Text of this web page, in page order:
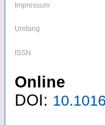
Impressum
Umfang
ISSN
Online
DOI: